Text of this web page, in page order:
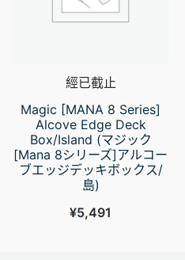
經已截止
Magic [MANA 8 Series]
Alcove Edge Deck
Box/Island (マジック
[Mana 8シリーズ]アルコー
ブエッジデッキボックス/
島)
¥5,491